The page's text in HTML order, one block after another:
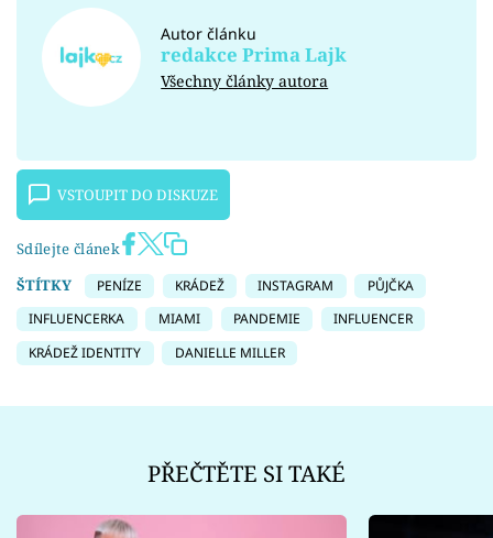
Autor článku
redakce Prima Lajk
Všechny články autora
VSTOUPIT DO DISKUZE
Sdílejte článek
ŠTÍTKY
PENÍZE KRÁDEŽ INSTAGRAM
PŮJČKA
INFLUENCERKA
MIAMI PANDEMIE
INFLUENCER
KRÁDEŽ IDENTITY
DANIELLE MILLER
PŘEČTĚTE SI TAKÉ